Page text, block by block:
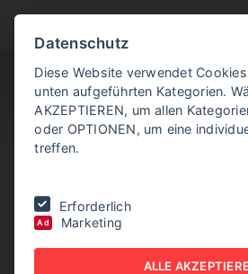
1/2026
|Helden des Exports
HELDEN DES
Datenschutz
Diese Website verwendet
unten aufgeführten Kategorien.
AKZEPTIEREN, um allen
oder OPTIONEN, um eine
treffen.
Erforderlich
Ad Marketing
ALLE